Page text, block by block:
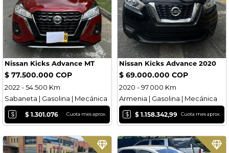
Nissan Kicks Advance MT
$ 77.500.000 COP
2022 - 54.500 Km
Sabaneta | Gasolina | Mecánica
$ $ 1.301.076 Cuota mes aprox.
Nissan Kicks Advance 2020
$ 69.000.000 COP
2020 - 97.000 Km
Armenia | Gasolina | Mecánica
$ $ 1.158.342,99 Cuota mes aprox.